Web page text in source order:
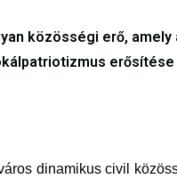
közösségi erő,
erősítése
dinamikus civil